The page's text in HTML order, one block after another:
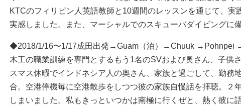
KTCのフィリピン人英語教師と10週間のレッスンを通じて、
実感しました。また、マーシャルでのスキューバダイビングに
◆2018/1/16〜1/17成田出発→Guam（泊）→Chuuk →Pohnpei
木工の職業訓練を専門とするもう1名のSVおよび奥さん、子供
スマス休暇でインドネシア人の奥さん、家族と過ごして、勤
合。空港停機毎に空港散歩をしつつ彼の家族自慢話を拝聴。２
しまいました。私もきっといつかは南極に行くぜと、熱く彼に